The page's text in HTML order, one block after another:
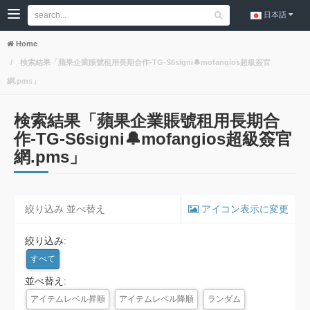
日本語
Home
検索結果「蘋果企業賬號租用長期合作-TG-S6signi🔔mofangios超級簽官
網.pms」
検索結果「蘋果企業賬號租用長期合
作-TG-S6signi🔔mofangios超級簽官
網.pms」
絞り込み 並べ替え アイコン表示に変更
絞り込み:
すべて
並べ替え:
アイテムレベル昇順 アイテムレベル降順 ランダム